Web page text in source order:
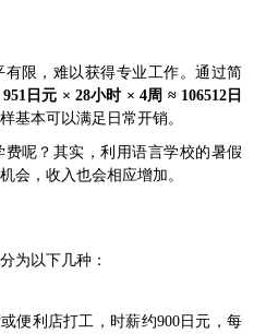
限，难以获得专业工作。通过简
951日元 × 28小时 × 4周 ≈ 106512日
基本可以满足日常开销。
呢？其实，利用语言学校的暑假
会，收入也会相应增加。
为以下几种：
便利店打工，时薪约900日元，每